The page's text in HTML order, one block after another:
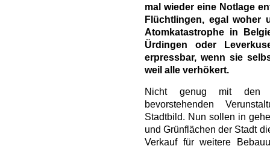
mal wieder eine Notlage
Flüchtlingen, egal woher
Atomkatastrophe in
Ürdingen oder
erpressbar, wenn sie
weil alle verhökert.
Nicht genug mit den
bevorstehenden
Stadtbild. Nun sollen in
und Grünflächen der Stadt
Verkauf für weitere